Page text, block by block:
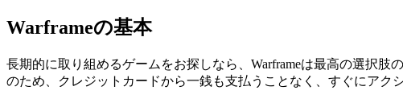
Warframeの基本
長期的に取り組めるゲームをお探しなら、Warframeは最高の選択
のため、クレジットカードから一銭も支払うことなく、すぐにアク